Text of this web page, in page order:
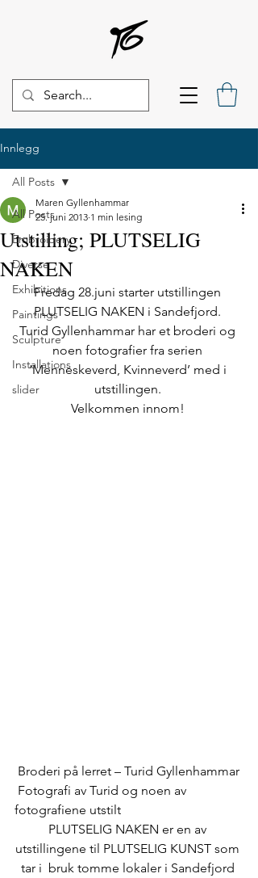
Innlegg
All Posts
Embroidery
Diverse
Exhibitions
Paintings
Sculpture
Installations
slider
All Posts
Utstilling; PLUTSELIG
NAKEN
Maren Gyllenhammar
25. juni 2013 1 min lesing
Fredag 28.juni starter utstillingen
PLUTSELIG NAKEN i Sandefjord.
Turid Gyllenhammar har et broderi og
noen fotografier fra serien
‘Menneskeverd, Kvinneverd’ med i
utstillingen.
Velkommen innom!
Broderi på lerret – Turid Gyllenhammar
fotografiene utstilt
PLUTSELIG NAKEN er en av
utstillingene til PLUTSELIG KUNST som
tar i  bruk tomme lokaler i Sandefjord